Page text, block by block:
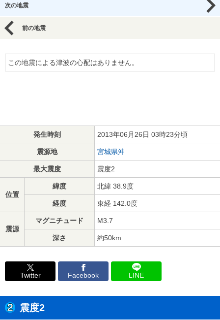
次の地震
前の地震
この地震による津波の心配はありません。
発生時刻 2013年06月26日 03時23分頃
震源地 宮城県沖
最大震度 震度2
位置
緯度 北緯 38.9度
経度 東経 142.0度
震源
マグニチュード M3.7
深さ 約50km
Twitter Facebook LINE
震度2